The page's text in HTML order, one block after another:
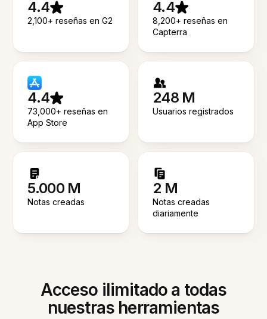
4.4
2,100+ reseñas en G2
4.4
8,200+ reseñas en
Capterra
4.4
73,000+ reseñas en
App Store
248 M
Usuarios registrados
5.000 M
Notas creadas
2 M
Notas creadas
diariamente
Acceso ilimitado a todas
nuestras herramientas